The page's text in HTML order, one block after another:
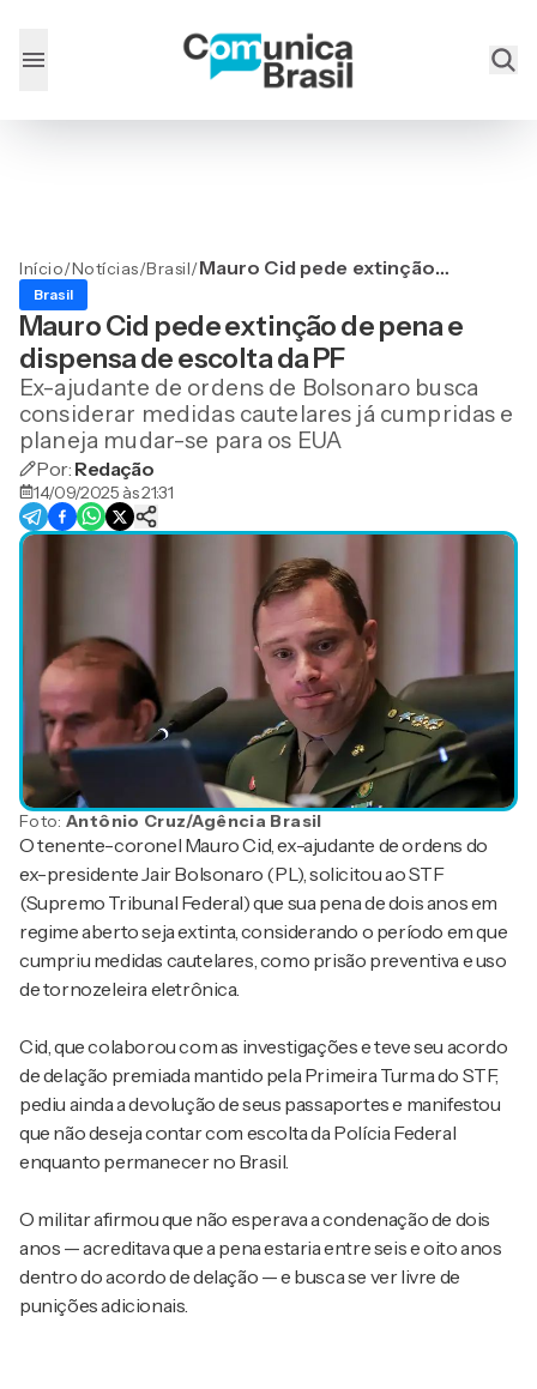
Início/Notícias/Brasil/Mauro Cid pede extinção
escolta da PF
Brasil
Mauro Cid pede extinção de pena e
dispensa de escolta da PF
Ex-ajudante de ordens de Bolsonaro busca
considerar medidas cautelares já cumpridas e
planeja mudar-se para os EUA
Por: Redação
14/09/2025 às 21:31
Foto:Antônio Cruz/Agência Brasil
O tenente-coronel Mauro Cid, ex-ajudante de ordens do
ex-presidente Jair Bolsonaro (PL), solicitou ao STF
(Supremo Tribunal Federal) que sua pena de dois anos em
regime aberto seja extinta, considerando o período em que
cumpriu medidas cautelares, como prisão preventiva e uso
de tornozeleira eletrônica.
Cid, que colaborou com as investigações e teve seu acordo
de delação premiada mantido pela Primeira Turma do STF,
pediu ainda a devolução de seus passaportes e manifestou
que não deseja contar com escolta da Polícia Federal
enquanto permanecer no Brasil.
O militar afirmou que não esperava a condenação de dois
anos — acreditava que a pena estaria entre seis e oito anos
dentro do acordo de delação — e busca se ver livre de
punições adicionais.